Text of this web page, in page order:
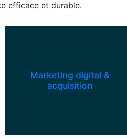
efficace et durable.
Marketing digital &
acquisition